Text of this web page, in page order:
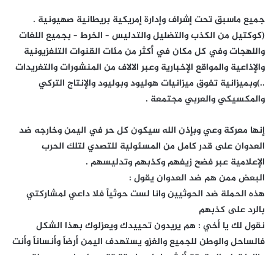
جميع ماسبق تحت إشراف وإدارة إمريكية بريطانية صهيونية .
(كوكتيل من الكذب والتضليل والتدليس – الخرط – بجميع اللغات
واللهجات وفي كل مكان في أكثر من مئات القنوات التلفزيونية
والإذاعية والمواقع الإخبارية وعبر الالاف من المنشورات والتغريدات
..)وبميزانية تفوق ميزانيات هوليود وبوليود والإنتاج التركي
والمكسيكي والعربي مجتمعة .
إنها معركة وعي وبإذن الله سيكون كل حر في اليمن وخارجه ضد
العدوان على قدر كامل من المسئولية للتصدي لتلك الحرب
الإعلامية عبر فضح زيفهم وكذبهم وتدليسهم .
البعض ممن هم ضد العدوان يقول :
هذه الحملة ضد الحوثيين وانا لست حوثياً فلا داعي لمشاركتي
بالرد على كذبهم
نقول لك يا أخي : هم يريدون تحييدك ويعزلوك بهذا الشكل
فالساحل والوطن للجميع والغزو يستهدف اليمن أرضاً وأنساناً وأنت